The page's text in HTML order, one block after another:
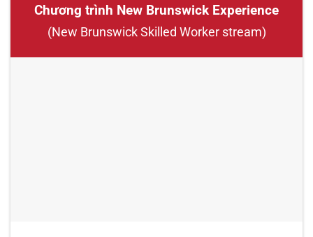
Chương trình New Brunswick Experience
(New Brunswick Skilled Worker stream)